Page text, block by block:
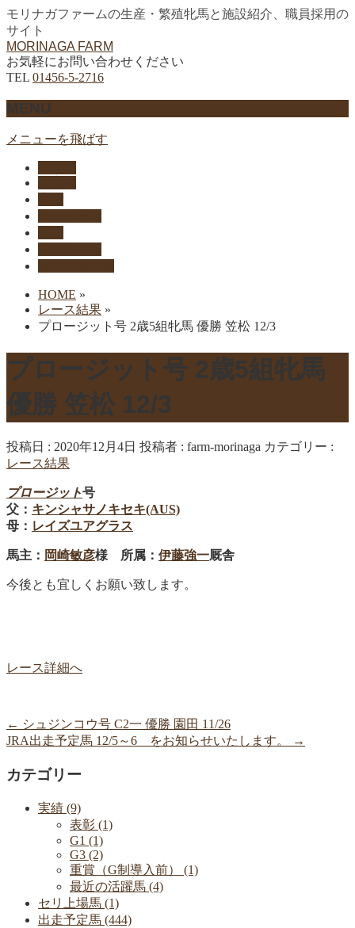
モリナガファームの生産・繁殖牝馬と施設紹介、職員採用の
サイト
MORINAGA FARM
お気軽にお問い合わせください
TEL 01456-5-2716
MENU
メニューを飛ばす
HOME »
レース結果 »
プロージット号 2歳5組牝馬 優勝 笠松 12/3
プロージット号 2歳5組牝馬
優勝 笠松 12/3
投稿日 : 2020年12月4日 投稿者 : farm-morinaga カテゴリー :
レース結果
プロージット号
父： キンシャサノキセキ(AUS)
母： レイズユアグラス
馬主： 岡崎敏彦様 所属： 伊藤強一厩舎
今後とも宜しくお願い致します。
レース詳細へ
← シュジンコウ号 C2一 優勝 園田 11/26
JRA出走予定馬 12/5～6 をお知らせいたします。
→
カテゴリー
実績 (9)
表彰 (1)
G1 (1)
G3 (2)
重賞（G制導入前） (1)
最近の活躍馬 (4)
セリ上場馬 (1)
出走予定馬 (444)